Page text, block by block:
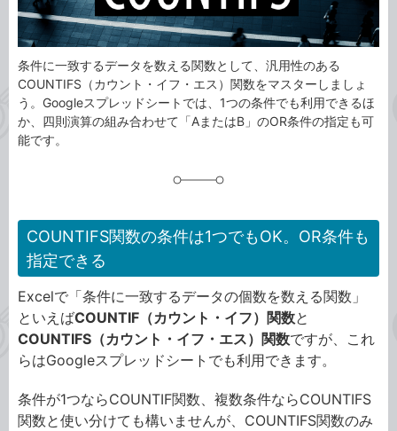
条件に一致するデータを数える関数として、汎用性のある
COUNTIFS（カウント・イフ・エス）関数をマスターしましょ
う。Googleスプレッドシートでは、1つの条件でも利用できるほ
か、四則演算の組み合わせて「AまたはB」のOR条件の指定も可
能です。
COUNTIFS関数の条件は1つでもOK。OR条件も
指定できる
Excelで「条件に一致するデータの個数を数える関数」
といえばCOUNTIF（カウント・イフ）関数と
COUNTIFS（カウント・イフ・エス）関数ですが、これ
らはGoogleスプレッドシートでも利用できます。
条件が1つならCOUNTIF関数、複数条件ならCOUNTIFS
関数と使い分けても構いませんが、COUNTIFS関数のみ